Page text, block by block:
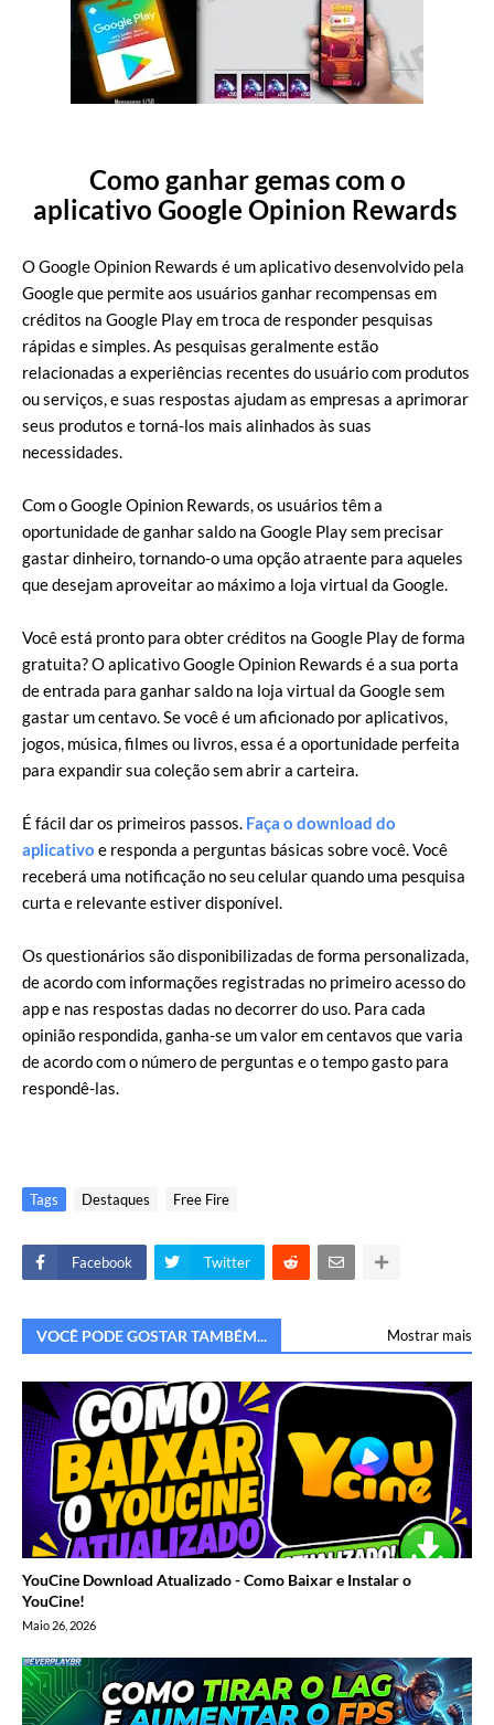
Como ganhar gemas com o
aplicativo Google Opinion Rewards
O Google Opinion Rewards é um aplicativo desenvolvido pela
Google que permite aos usuários ganhar recompensas em
créditos na Google Play em troca de responder pesquisas
rápidas e simples. As pesquisas geralmente estão
relacionadas a experiências recentes do usuário com produtos
ou serviços, e suas respostas ajudam as empresas a aprimorar
seus produtos e torná-los mais alinhados às suas
necessidades.
Com o Google Opinion Rewards, os usuários têm a
oportunidade de ganhar saldo na Google Play sem precisar
gastar dinheiro, tornando-o uma opção atraente para aqueles
que desejam aproveitar ao máximo a loja virtual da Google.
Você está pronto para obter créditos na Google Play de forma
gratuita? O aplicativo Google Opinion Rewards é a sua porta
de entrada para ganhar saldo na loja virtual da Google sem
gastar um centavo. Se você é um aficionado por aplicativos,
jogos, música, filmes ou livros, essa é a oportunidade perfeita
para expandir sua coleção sem abrir a carteira.
É fácil dar os primeiros passos. Faça o download do
aplicativo e responda a perguntas básicas sobre você. Você
receberá uma notificação no seu celular quando uma pesquisa
curta e relevante estiver disponível.
Os questionários são disponibilizadas de forma personalizada,
de acordo com informações registradas no primeiro acesso do
app e nas respostas dadas no decorrer do uso. Para cada
opinião respondida, ganha-se um valor em centavos que varia
de acordo com o número de perguntas e o tempo gasto para
respondê-las.
Tags Destaques Free Fire
Facebook Twitter
VOCÊ PODE GOSTAR TAMBÉM... Mostrar mais
YouCine Download Atualizado - Como Baixar e Instalar o
YouCine!
Maio 26, 2026